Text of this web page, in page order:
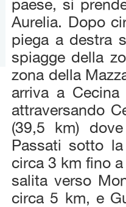
paese, si
Aurelia. Dopo
piega a destra
spiagge della
zona della
arriva a
attraversando
(39,5 km)
Passati sotto
circa 3 km fino
salita verso
circa 5 km, e